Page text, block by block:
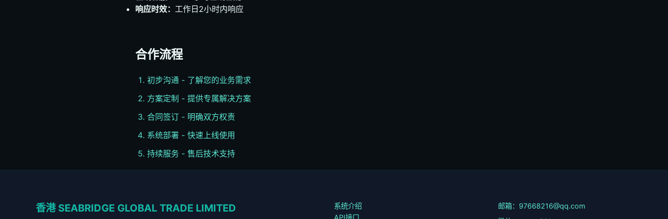
响应时效： 工作日2小时内响应
合作流程
初步沟通 - 了解您的业务需求
方案定制 - 提供专属解决方案
合同签订 - 明确双方权责
系统部署 - 快速上线使用
持续服务 - 售后技术支持
香港 SEABRIDGE GLOBAL TRADE LIMITED
系统介绍
API接口
邮箱：97668216@qq.com